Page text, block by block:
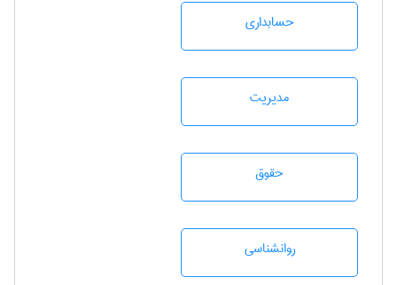
حسابداری
مديريت
حقوق
روانشناسی